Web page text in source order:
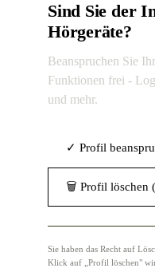
Sind Sie der
Hörgeräte?
Beanspruchen Sie
Funktionen frei -
und mehr.
✓ Profil
🗑 Profil löschen
Sie haben das Recht auf
Klick auf „Profil löschen"